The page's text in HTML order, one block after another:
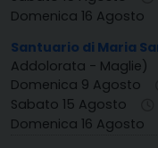
Domenica 16 Agosto
Santuario di Maria
Addolorata - Maglie)
Domenica 9 Agosto
Sabato 15 Agosto
Domenica 16 Agosto